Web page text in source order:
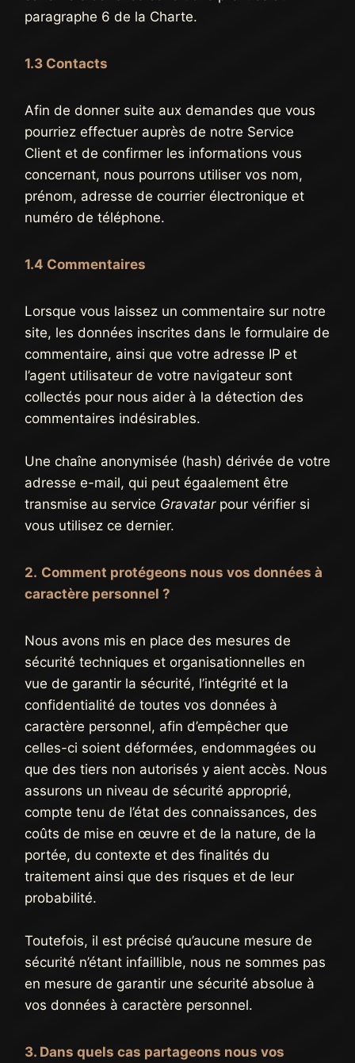
paragraphe 6 de la Charte.
1.3 Contacts
Afin de donner suite aux demandes que vous
pourriez effectuer auprès de notre Service
Client et de confirmer les informations vous
concernant, nous pourrons utiliser vos nom,
prénom, adresse de courrier électronique et
numéro de téléphone.
1.4 Commentaires
Lorsque vous laissez un commentaire sur notre
site, les données inscrites dans le formulaire de
commentaire, ainsi que votre adresse IP et
l’agent utilisateur de votre navigateur sont
collectés pour nous aider à la détection des
commentaires indésirables.
Une chaîne anonymisée (hash) dérivée de votre
adresse e-mail, qui peut égaalement être
transmise au service Gravatar pour vérifier si
vous utilisez ce dernier.
2. Comment protégeons nous vos données à
caractère personnel ?
Nous avons mis en place des mesures de
sécurité techniques et organisationnelles en
vue de garantir la sécurité, l’intégrité et la
confidentialité de toutes vos données à
caractère personnel, afin d’empêcher que
celles-ci soient déformées, endommagées ou
que des tiers non autorisés y aient accès. Nous
assurons un niveau de sécurité approprié,
compte tenu de l’état des connaissances, des
coûts de mise en œuvre et de la nature, de la
portée, du contexte et des finalités du
traitement ainsi que des risques et de leur
probabilité.
Toutefois, il est précisé qu’aucune mesure de
sécurité n’étant infaillible, nous ne sommes pas
en mesure de garantir une sécurité absolue à
vos données à caractère personnel.
3. Dans quels cas partageons nous vos